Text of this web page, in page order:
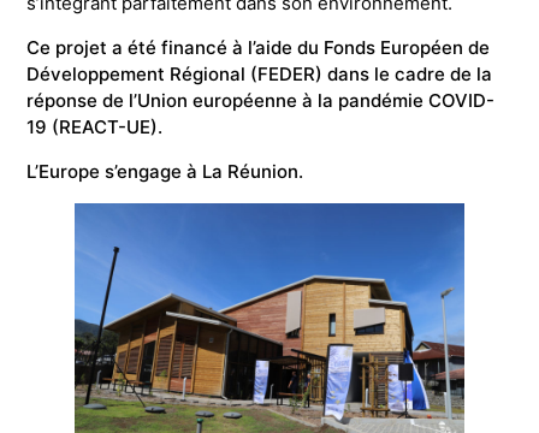
Ce projet a été financé à l’aide du Fonds Européen de
Développement Régional (FEDER) dans le cadre de la
réponse de l’Union européenne à la pandémie COVID-
19 (REACT-UE).
L’Europe s’engage à La Réunion.